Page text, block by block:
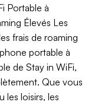
Portable à
Élevés Les
frais de roaming
portable à
de Stay in WiFi,
Que vous
les loisirs, les